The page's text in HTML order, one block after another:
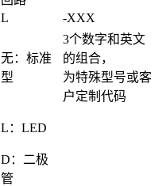
L
-XXX
无：标准
型
3个数字和英文
的组合，
为特殊型号或客
户定制代码
L：LED
D：二极
管